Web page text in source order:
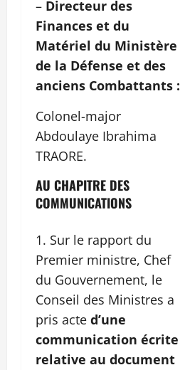
– Directeur des
Finances et du
Matériel du Ministère
de la Défense et des
anciens Combattants :
Colonel-major
Abdoulaye Ibrahima
TRAORE.
AU CHAPITRE DES
COMMUNICATIONS
Sur le rapport du
Premier ministre, Chef
du Gouvernement, le
Conseil des Ministres a
pris acte d’une
communication écrite
relative au document